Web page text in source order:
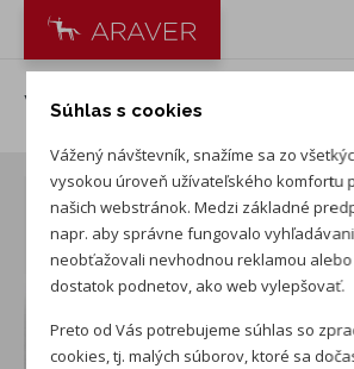
VW Tiguan 1.5 eTSI
Súhlas s cookies
Vážený návštevník, snažíme sa zo
vysokou úroveň užívateľského komfortu
našich webstránok. Medzi základné
napr. aby správne fungovalo
neobťažovali nevhodnou reklamou alebo
dostatok podnetov, ako web vylepšovať.
Preto od Vás potrebujeme súhlas so
cookies, tj. malých súborov, ktoré sa